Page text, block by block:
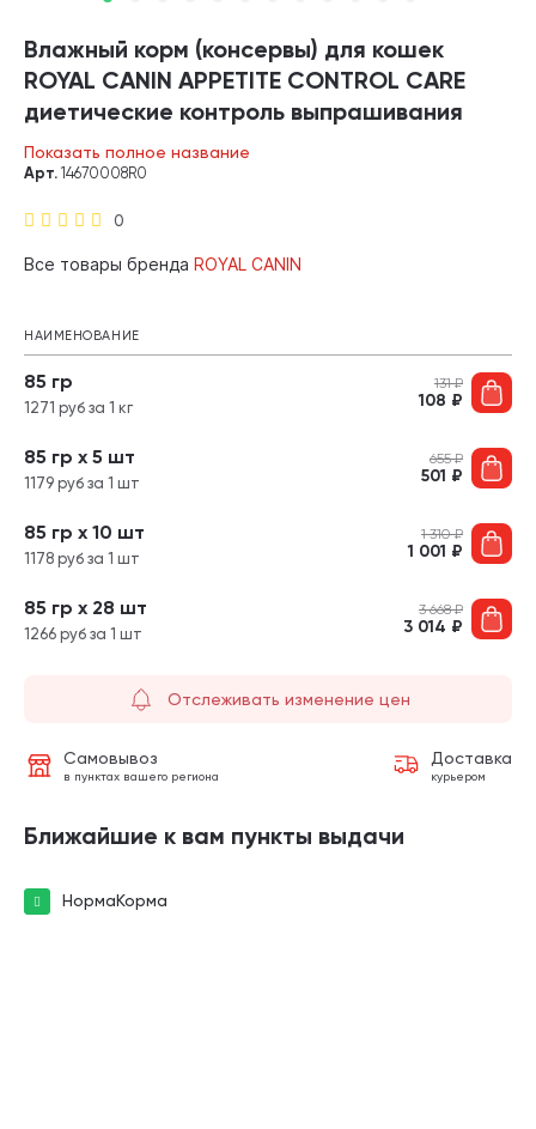
Влажный корм (консервы) для кошек
ROYAL CANIN APPETITE CONTROL CARE
диетические контроль выпрашивания
корма в желе пауч (85 гр)
Показать полное название
0
Арт. 14670008R0
Все товары бренда ROYAL CANIN
НАИМЕНОВАНИЕ
85 гр
1271 руб за 1 кг
131₽
108 ₽
85 гр х 5 шт
1179 руб за 1 шт
655₽
501 ₽
85 гр х 10 шт
1178 руб за 1 шт
1 310₽
1 001 ₽
85 гр х 28 шт
1266 руб за 1 шт
3 668₽
3 014 ₽
Отслеживать изменение цен
Самовывоз
в пунктах вашего региона
Доставка
курьером
Ближайшие к вам пункты выдачи
НормаКорма